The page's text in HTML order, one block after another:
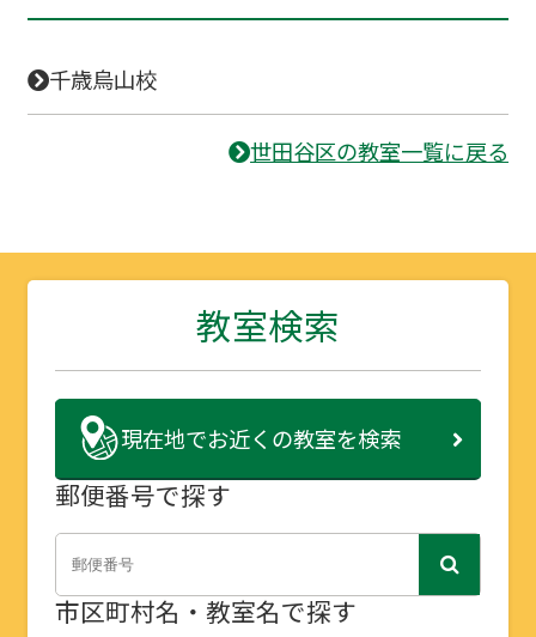
千歳烏山校
世田谷区の教室一覧に戻る
教室検索
現在地でお近くの教室を検索
郵便番号で探す
市区町村名・教室名で探す